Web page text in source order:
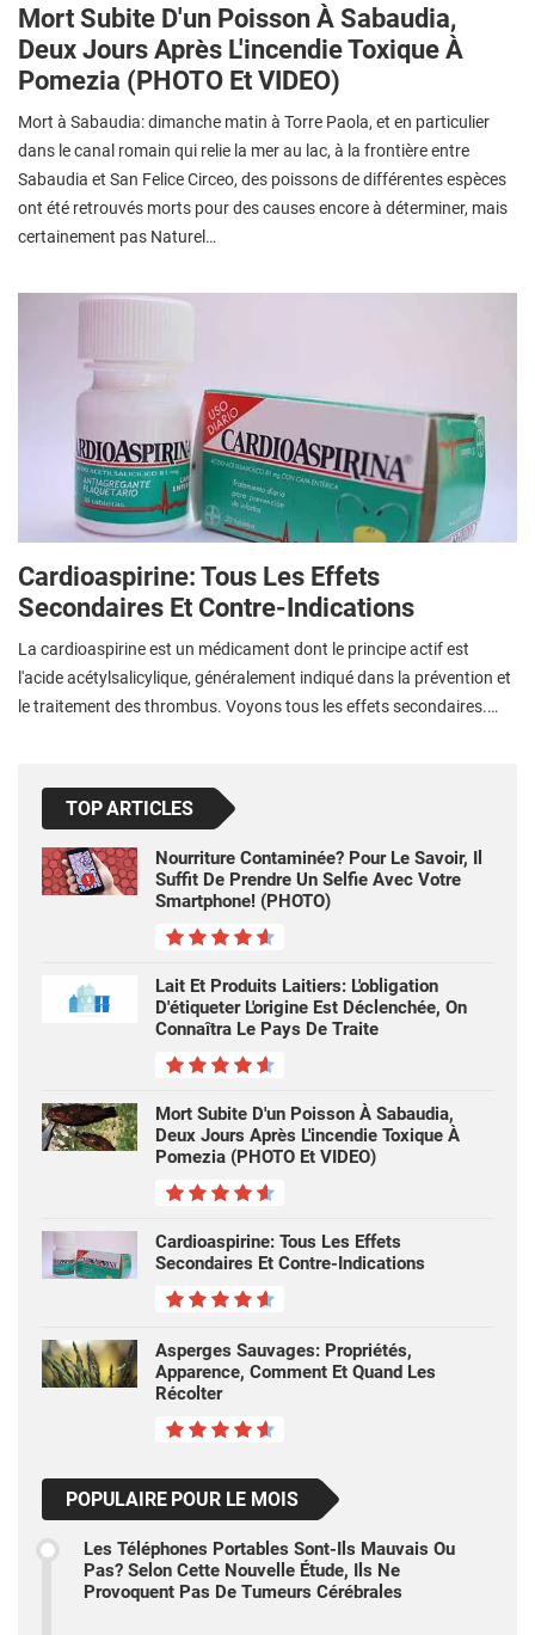
Mort Subite D'un Poisson À Sabaudia,
Deux Jours Après L'incendie Toxique À
Pomezia (PHOTO Et VIDEO)
Mort à Sabaudia: dimanche matin à Torre Paola, et en particulier
dans le canal romain qui relie la mer au lac, à la frontière entre
Sabaudia et San Felice Circeo, des poissons de différentes espèces
ont été retrouvés morts pour des causes encore à déterminer, mais
certainement pas Naturel…
Cardioaspirine: Tous Les Effets
Secondaires Et Contre-Indications
La cardioaspirine est un médicament dont le principe actif est
l'acide acétylsalicylique, généralement indiqué dans la prévention et
le traitement des thrombus. Voyons tous les effets secondaires.…
TOP ARTICLES
Nourriture Contaminée? Pour Le Savoir, Il
Suffit De Prendre Un Selfie Avec Votre
Smartphone! (PHOTO)
Lait Et Produits Laitiers: L'obligation
D'étiqueter L'origine Est Déclenchée, On
Connaîtra Le Pays De Traite
Mort Subite D'un Poisson À Sabaudia,
Deux Jours Après L'incendie Toxique À
Pomezia (PHOTO Et VIDEO)
Cardioaspirine: Tous Les Effets
Secondaires Et Contre-Indications
Asperges Sauvages: Propriétés,
Apparence, Comment Et Quand Les
Récolter
POPULAIRE POUR LE MOIS
Les Téléphones Portables Sont-Ils Mauvais Ou
Pas? Selon Cette Nouvelle Étude, Ils Ne
Provoquent Pas De Tumeurs Cérébrales